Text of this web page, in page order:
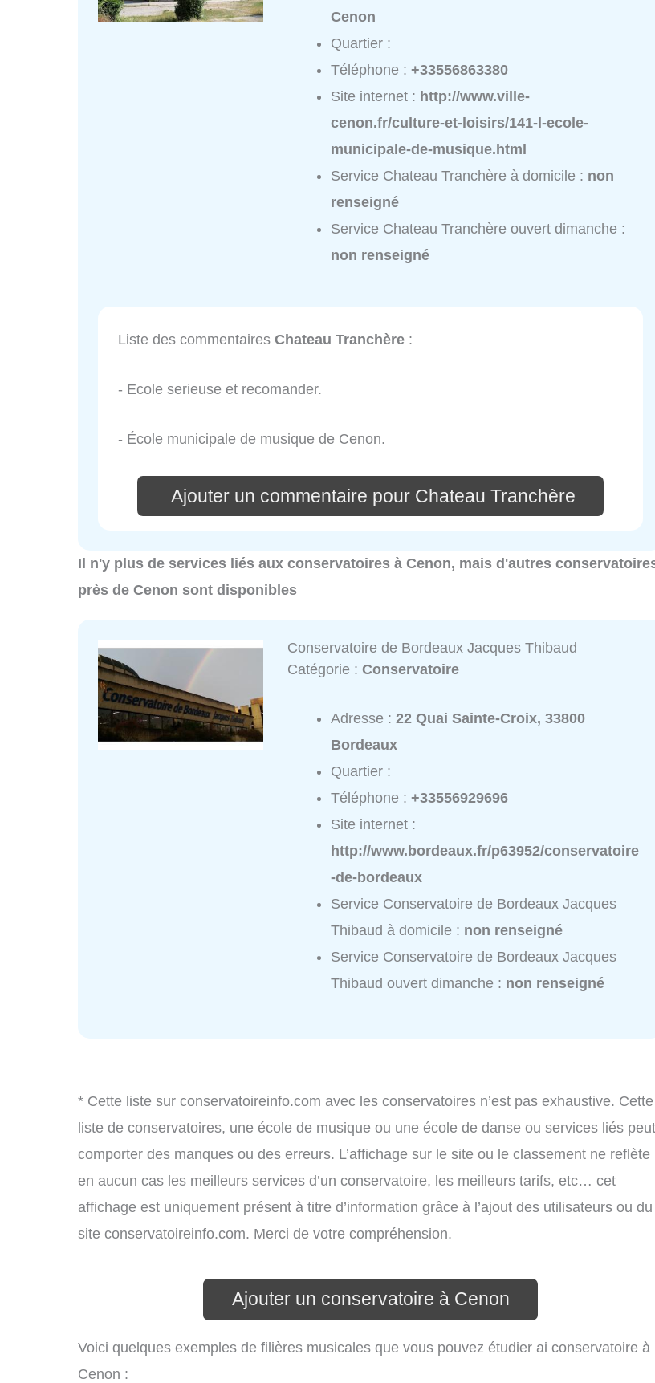
Cenon
Quartier :
Téléphone :+33556863380
Site internet : http://www.ville-
cenon.fr/culture-et-loisirs/141-l-ecole-
municipale-de-musique.html
Service Chateau Tranchère à domicile : non
renseigné
Service Chateau Tranchère ouvert dimanche :
non renseigné
Liste des commentaires Chateau Tranchère :
- Ecole serieuse et recomander.
- École municipale de musique de Cenon.
Ajouter un commentaire pour Chateau Tranchère
Il n'y plus de services liés aux conservatoires à Cenon, mais d'autres
près de Cenon sont disponibles
Conservatoire de Bordeaux Jacques Thibaud
Catégorie :Conservatoire
Adresse :22 Quai Sainte-Croix, 33800
Bordeaux
Quartier :
Téléphone :+33556929696
Site internet :
http://www.bordeaux.fr/p63952/conservatoire
-de-bordeaux
Service Conservatoire de Bordeaux Jacques
Thibaud à domicile : non renseigné
Service Conservatoire de Bordeaux Jacques
Thibaud ouvert dimanche : non renseigné
* Cette liste sur conservatoireinfo.com avec les conservatoires n’est pas exhaustive. Cette
liste de conservatoires, une école de musique ou une école de danse ou services liés peut
comporter des manques ou des erreurs. L’affichage sur le site ou le classement ne reflète
en aucun cas les meilleurs services d’un conservatoire, les meilleurs tarifs, etc… cet
affichage est uniquement présent à titre d’information grâce à l’ajout des utilisateurs ou du
site conservatoireinfo.com. Merci de votre compréhension.
Ajouter un conservatoire à Cenon
Voici quelques exemples de filières musicales que vous pouvez étudier ai conservatoire à
Cenon :